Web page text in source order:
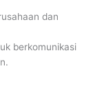
dan
berkomunikasi